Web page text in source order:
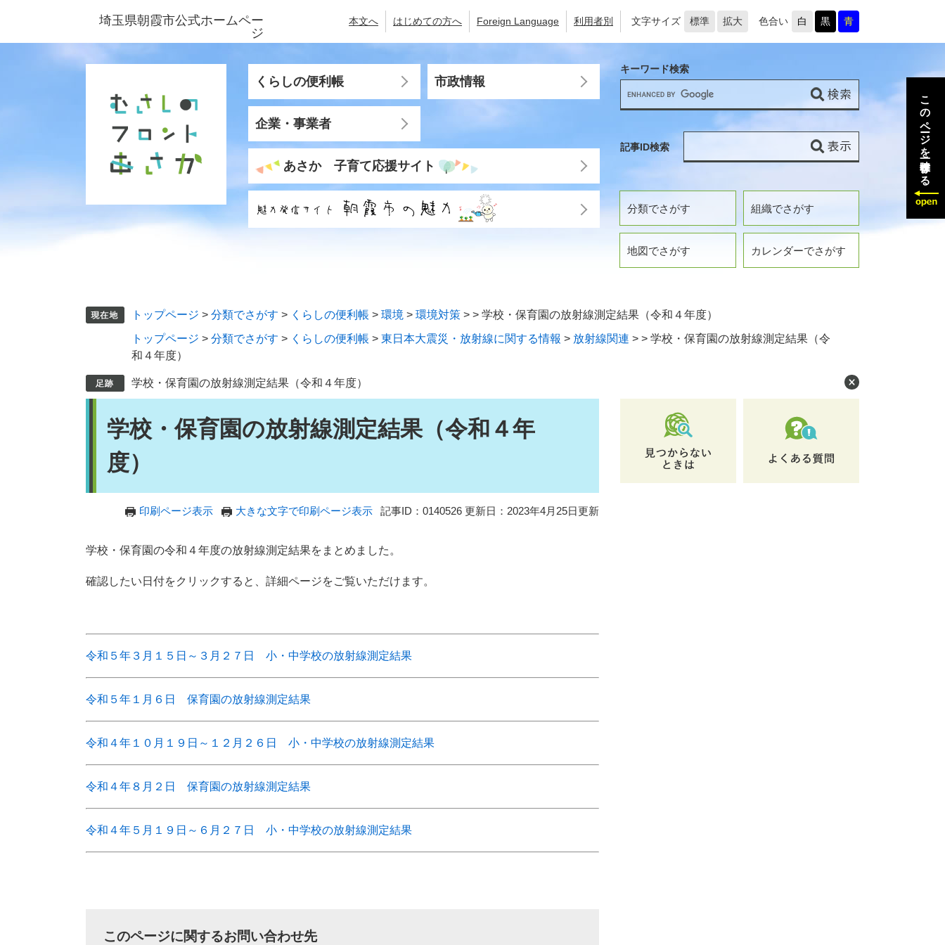
ジ
ュ
埼玉県朝霞市公式ホームペー
ジ
本文へ はじめての方へ Foreign Language 利用者別 文字サイズ 標準 拡大 色合い 白 黒 青
くらしの便利帳 市政情報
企業・事業者
あさか 子育て応援サイト
分類でさがす 組織でさがす
地図でさがす カレンダーでさがす
キーワード検索
記事ID検索
トップページ > 分類でさがす > くらしの便利帳 > 環境 > 環境対策 > > 学校・保育園の放射線測定結果（令和４年度）
トップページ > 分類でさがす > くらしの便利帳 > 東日本大震災・放射線に関する情報 > 放射線関連 > > 学校・保育園の放射線測定結果（令
和４年度）
学校・保育園の放射線測定結果（令和４年度）
学校・保育園の放射線測定結果（令和４年
度）
印刷ページ表示 大きな文字で印刷ページ表示 記事ID：0140526 更新日：2023年4月25日更新
学校・保育園の令和４年度の放射線測定結果をまとめました。
確認したい日付をクリックすると、詳細ページをご覧いただけます。
令和５年３月１５日～３月２７日 小・中学校の放射線測定結果
令和５年１月６日 保育園の放射線測定結果
令和４年１０月１９日～１２月２６日 小・中学校の放射線測定結果
令和４年８月２日 保育園の放射線測定結果
令和４年５月１９日～６月２７日 小・中学校の放射線測定結果
このページに関するお問い合わせ先
このページを一時保存する